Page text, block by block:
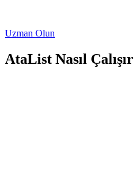
Uzman Olun
AtaList Nasıl Çalışır